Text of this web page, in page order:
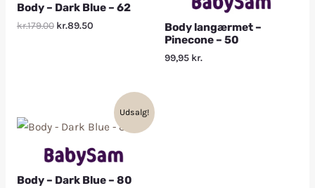
Body – Dark Blue – 62
kr.179.00 kr.89.50
Body langærmet –
Pinecone – 50
99,95 kr.
Udsalg!
Body – Dark Blue – 80